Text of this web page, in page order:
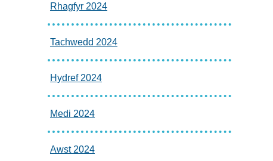
Rhagfyr 2024
Tachwedd 2024
Hydref 2024
Medi 2024
Awst 2024